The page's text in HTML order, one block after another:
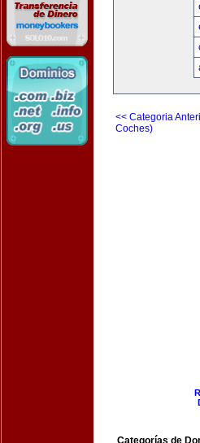
<< Categoria
Coches)
Categorías de